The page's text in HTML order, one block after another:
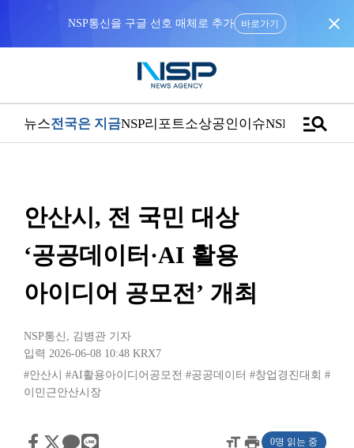
NSP통신을 구글 선호 매체로 추가 바로가기 close
뉴스전국은 지금NSP리포트소상공인이슈NSPTVmanage_search
안산시, 전 국민 대상
‘공공데이터·AI 활용
아이디어 공모전’ 개최
NSP통신 , 김병관 기자
입력 2026-06-08 10:48 KRX7
#안산시
#AI활용아이디어공모전 #공공데이터 #창업경진대회 #
이민근안산시장
format_sizeprint 0명 읽는 중